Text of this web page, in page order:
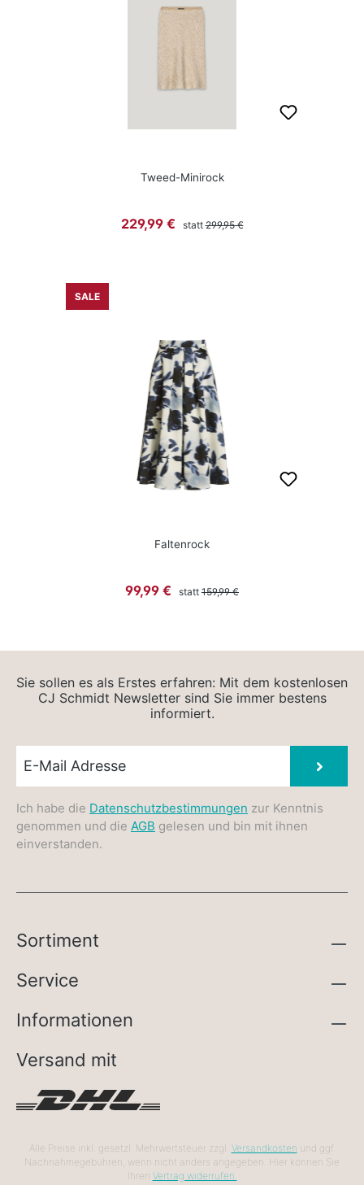
Tweed-Minirock
Verkaufspreis:
229,99 € stattRegulärer Preis:
299,95 €
SALE
Faltenrock
Verkaufspreis:
99,99 € statt Regulärer Preis:
159,99 €
Sie sollen es als Erstes erfahren: Mit dem kostenlosen
CJ Schmidt Newsletter sind Sie immer bestens
informiert.
Ich habe die Datenschutzbestimmungen zur Kenntnis
genommen und die AGB gelesen und bin mit ihnen
einverstanden.
Sortiment
Service
Informationen
Versand mit
Alle Preise inkl. gesetzl. Mehrwertsteuer zzgl. Versandkosten und ggf.
Nachnahmegebühren, wenn nicht anders angegeben. Hier können Sie
Ihren Vertrag widerrufen.